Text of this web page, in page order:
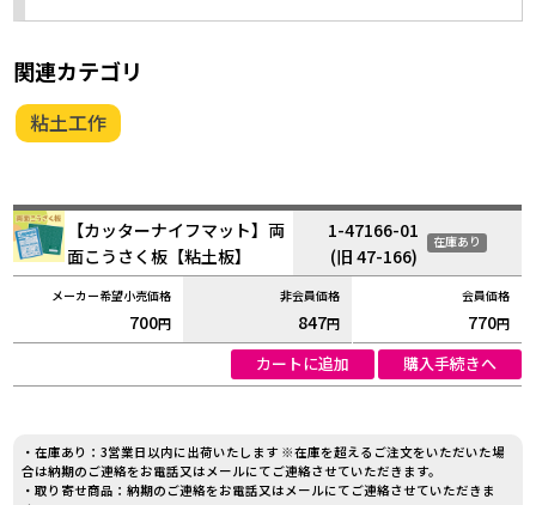
関連カテゴリ
粘土工作
【カッターナイフマット】両
面こうさく板【粘土板】
1-47166-01
(旧 47-166)
在庫あり
700円 847円 770円
カートに追加 購入手続きへ
・在庫あり：3営業日以内に出荷いたします ※在庫を超えるご注文をいただいた場
合は納期のご連絡をお電話又はメールにてご連絡させていただきます。
・取り寄せ商品：納期のご連絡をお電話又はメールにてご連絡させていただきま